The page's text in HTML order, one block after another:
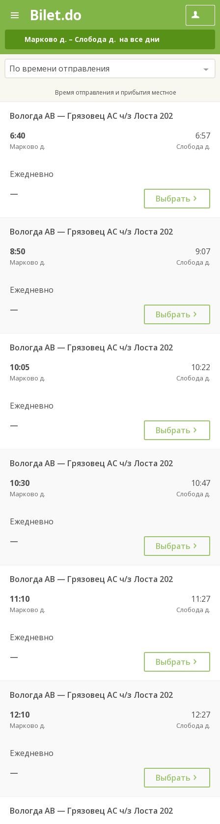
—
Поиск
и
покупка
билетов
на
автобус
онлайн
Bilet.do
Марково д. – Слобода д. на все дни
По времени отправления
Время отправления и прибытия местное
Вологда АВ — Грязовец АС ч/з Лоста 202
6:40
Марково д.
6:57
Слобода д.
Ежедневно
—
Выбрать
Вологда АВ — Грязовец АС ч/з Лоста 202
8:50
Марково д.
9:07
Слобода д.
Ежедневно
—
Выбрать
Вологда АВ — Грязовец АС ч/з Лоста 202
10:05
Марково д.
10:22
Слобода д.
Ежедневно
—
Выбрать
Вологда АВ — Грязовец АС ч/з Лоста 202
10:30
Марково д.
10:47
Слобода д.
Ежедневно
—
Выбрать
Вологда АВ — Грязовец АС ч/з Лоста 202
11:10
Марково д.
11:27
Слобода д.
Ежедневно
—
Выбрать
Вологда АВ — Грязовец АС ч/з Лоста 202
12:10
Марково д.
12:27
Слобода д.
Ежедневно
—
Выбрать
Вологда АВ — Грязовец АС ч/з Лоста 202